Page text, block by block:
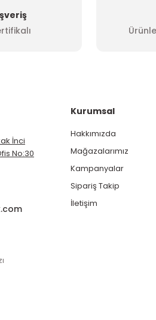
İnci
No:30
Kurumsal
Hakkımızda
Mağazalarımız
Kampanyalar
Sipariş Takip
İletişim